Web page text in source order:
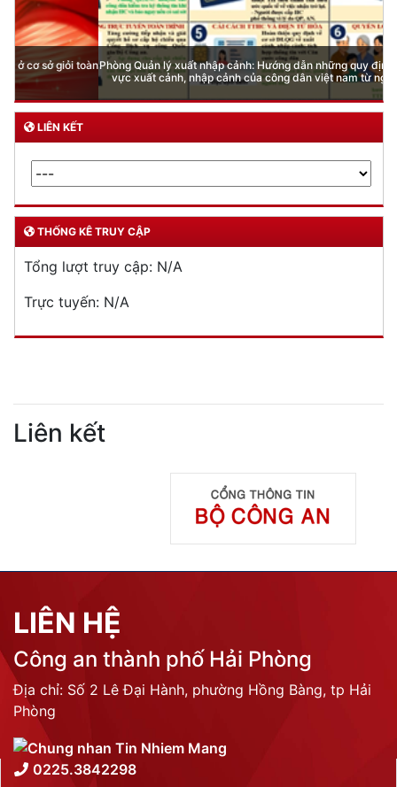
Phòng Quản lý xuất nhập cảnh: Hướng dẫn những quy định mới trong lĩnh
vực xuất cảnh, nhập cảnh của công dân việt nam từ ngày 01/7/2026
LIÊN KẾT
THỐNG KÊ TRUY CẬP
Tổng lượt truy cập: N/A
Trực tuyến: N/A
Liên kết
LIÊN HỆ
Công an thành phố Hải Phòng
Địa chỉ: Số 2 Lê Đại Hành, phường Hồng Bàng, tp Hải
Phòng
0225.3842298